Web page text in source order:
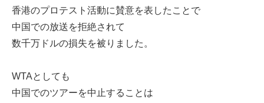
香港のプロテスト活動に賛意を表したことで
中国での放送を拒絶されて
数千万ドルの損失を被りました。
WTAとしても
中国でのツアーを中止することは